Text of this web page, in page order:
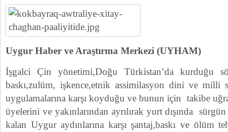
Uygur Haber ve Araştırma Merkezi (UYHAM)
İşgalci Çin yönetimi,Doğu Türkistan’da kurduğu
baskı,zulüm, işkence,etnik assimilasyon dini ve milli
uygulamalarına karşı koyduğu ve bunun için takibe
üyelerini ve yakınlarından ayrılırak yurt dışında
kalan Uygur aydınlarına karşı şantaj,baskı ve ölüm